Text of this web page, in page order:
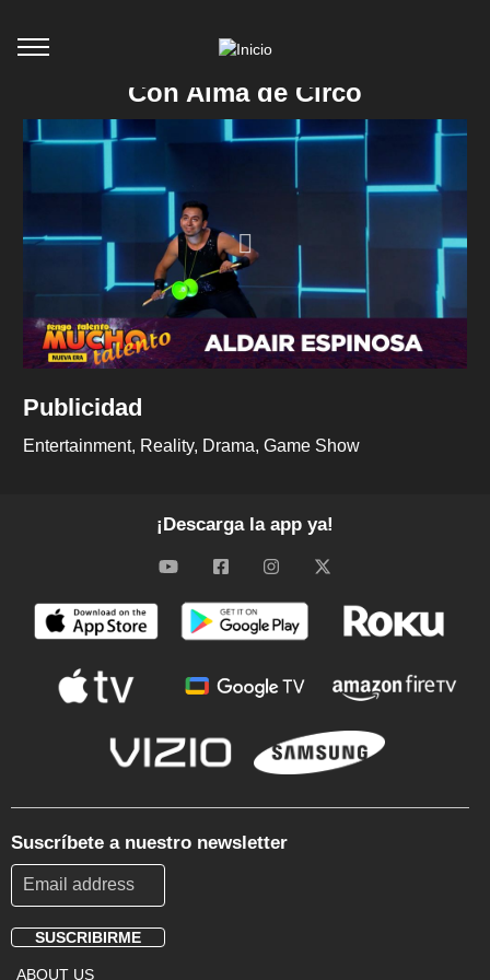
Con Alma de Circo
Publicidad
Entertainment Reality Drama Game Show
¡Descarga la app ya!
Suscríbete a nuestro newsletter
SUSCRIBIRME
ABOUT US